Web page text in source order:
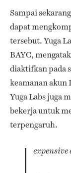
Sampai
dapat
tersebut. Yuga
BAYC,
diaktifkan pada
keamanan
Yuga Labs juga
bekerja untuk
terpengaruh.
expensive